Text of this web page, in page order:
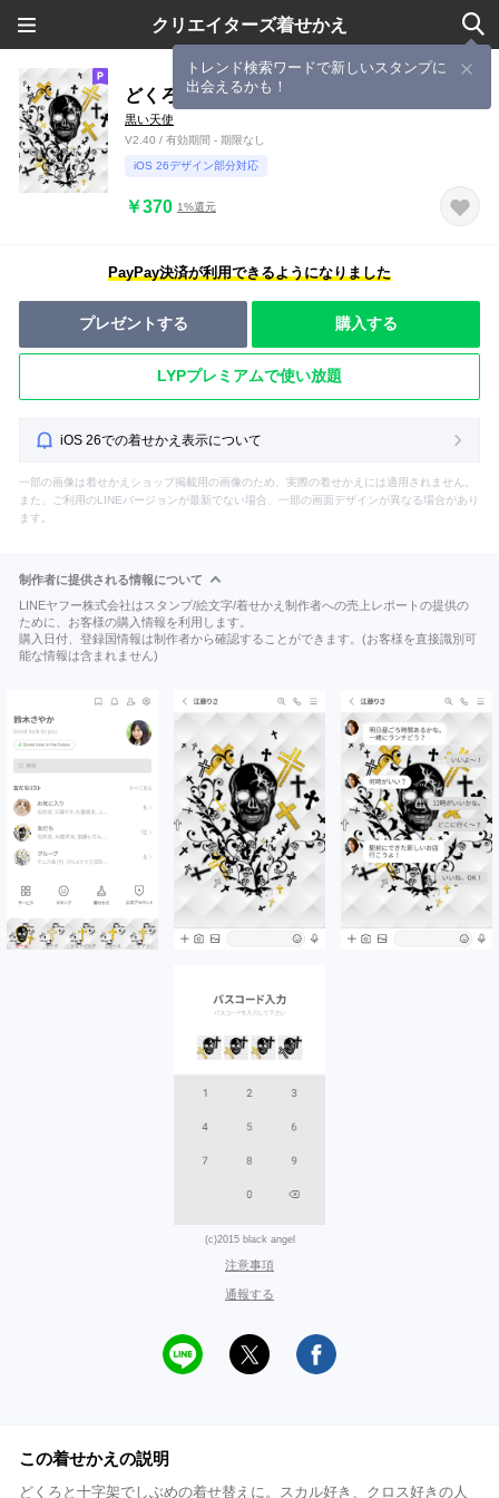
クリエイターズ着せかえ
トレンド検索ワードで新しいスタンプに
出会えるかも！
どくろ＆十字架
黒い天使
V2.40 / 有効期間 - 期限なし
iOS 26デザイン部分対応
￥370 1%還元
PayPay決済が利用できるようになりました
プレゼントする 購入する
LYPプレミアムで使い放題
iOS 26での着せかえ表示について
一部の画像は着せかえショップ掲載用の画像のため、実際の着せかえには適用されません。
また、ご利用のLINEバージョンが最新でない場合、一部の画面デザインが異なる場合があり
ます。
制作者に提供される情報について
LINEヤフー株式会社はスタンプ/絵文字/着せかえ制作者への売上レポートの提供の
ために、お客様の購入情報を利用します。
購入日付、登録国情報は制作者から確認することができます。(お客様を直接識別可
能な情報は含まれません)
(c)2015 black angel
注意事項
通報する
この着せかえの説明
どくろと十字架でしぶめの着せ替えに。スカル好き、クロス好きの人